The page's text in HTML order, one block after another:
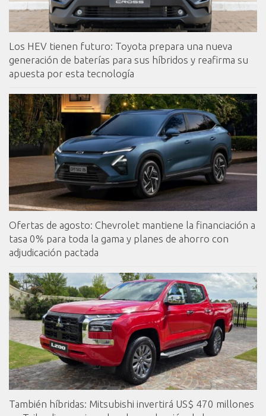
Los HEV tienen futuro: Toyota prepara una nueva
generación de baterías para sus híbridos y reafirma su
apuesta por esta tecnología
Ofertas de agosto: Chevrolet mantiene la financiación a
tasa 0% para toda la gama y planes de ahorro con
adjudicación pactada
También híbridas: Mitsubishi invertirá US$ 470 millones